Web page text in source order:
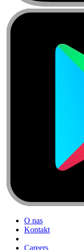
O nas
Kontakt
Careers